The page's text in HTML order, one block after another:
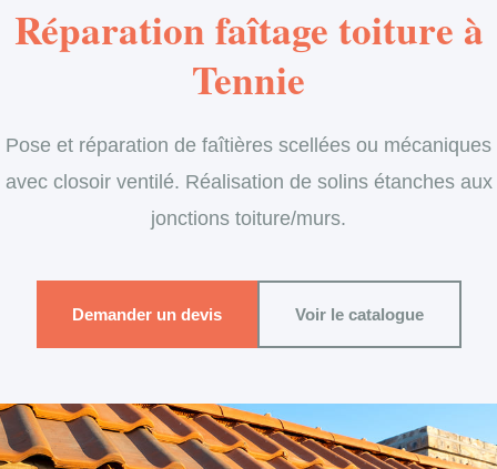
Réparation faîtage toiture à
Tennie
Pose et réparation de faîtières scellées ou mécaniques
avec closoir ventilé. Réalisation de solins étanches aux
jonctions toiture/murs.
Demander un devis Voir le catalogue